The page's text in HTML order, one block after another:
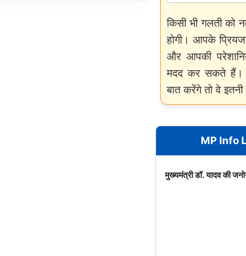
किसी भी गलती को
होगी। आपके
और आपकी
मदद कर सकते
बात करेंगे तो वे इतनी
MP Info
मुख्यमंत्री डॉ. यादव की